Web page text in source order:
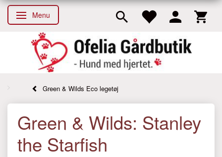
Skifte navigation
Menu
Green & Wilds Eco legetøj
Green & Wilds: Stanley
the Starfish